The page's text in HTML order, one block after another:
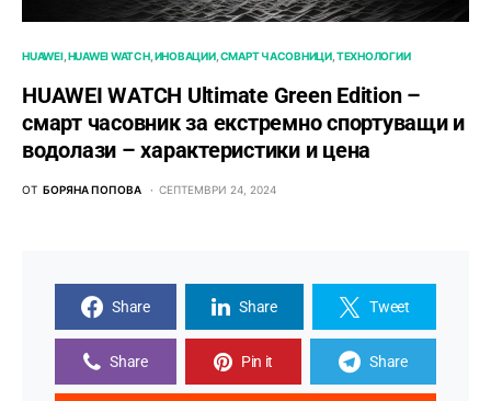
HUAWEI HUAWEI WATCH ИНОВАЦИИ СМАРТ ЧАСОВНИЦИ ТЕХНОЛОГИИ
HUAWEI WATCH Ultimate Green Edition –
смарт часовник за екстремно спортуващи и
водолази – характеристики и цена
ОТ БОРЯНА ПОПОВА СЕПТЕМВРИ 24, 2024
Share Share Tweet
Share Pin it Share